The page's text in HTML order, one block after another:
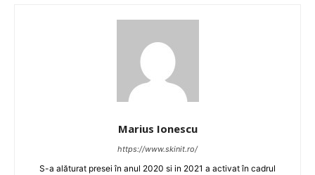
Marius Ionescu
https://www.skinit.ro/
S-a alăturat presei în anul 2020 si in 2021 a activat în cadrul